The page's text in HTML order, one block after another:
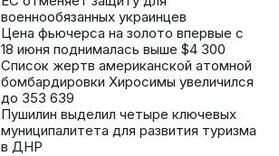
военнообязанных украинцев
Цена фьючерса на золото впервые с
18 июня поднималась выше $4 300
Список жертв американской атомной
бомбардировки Хиросимы увеличился
до 353 639
Пушилин выделил четыре ключевых
муниципалитета для развития туризма
в ДНР